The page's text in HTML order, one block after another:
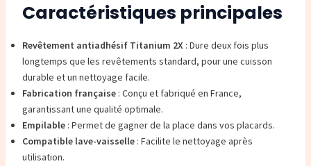
Caractéristiques principales
Revêtement antiadhésif Titanium 2X: Dure deux fois plus
longtemps que les revêtements standard, pour une cuisson
durable et un nettoyage facile.
Fabrication française: Conçu et fabriqué en France,
garantissant une qualité optimale.
Empilable: Permet de gagner de la place dans vos placards.
Compatible lave-vaisselle: Facilite le nettoyage après
utilisation.